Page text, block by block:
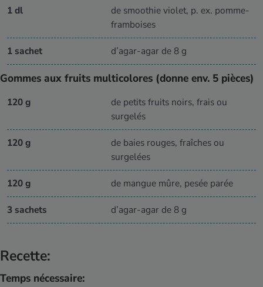
1 dl
de smoothie violet, p. ex. pomme-
framboises
1 sachet d’agar-agar de 8 g
Gommes aux fruits multicolores (donne env. 5 pièces)
120 g
de petits fruits noirs, frais ou
surgelés
120 g
de baies rouges, fraîches ou
surgelées
120 g de mangue mûre, pesée parée
3 sachets d’agar-agar de 8 g
Recette:
Temps nécessaire: